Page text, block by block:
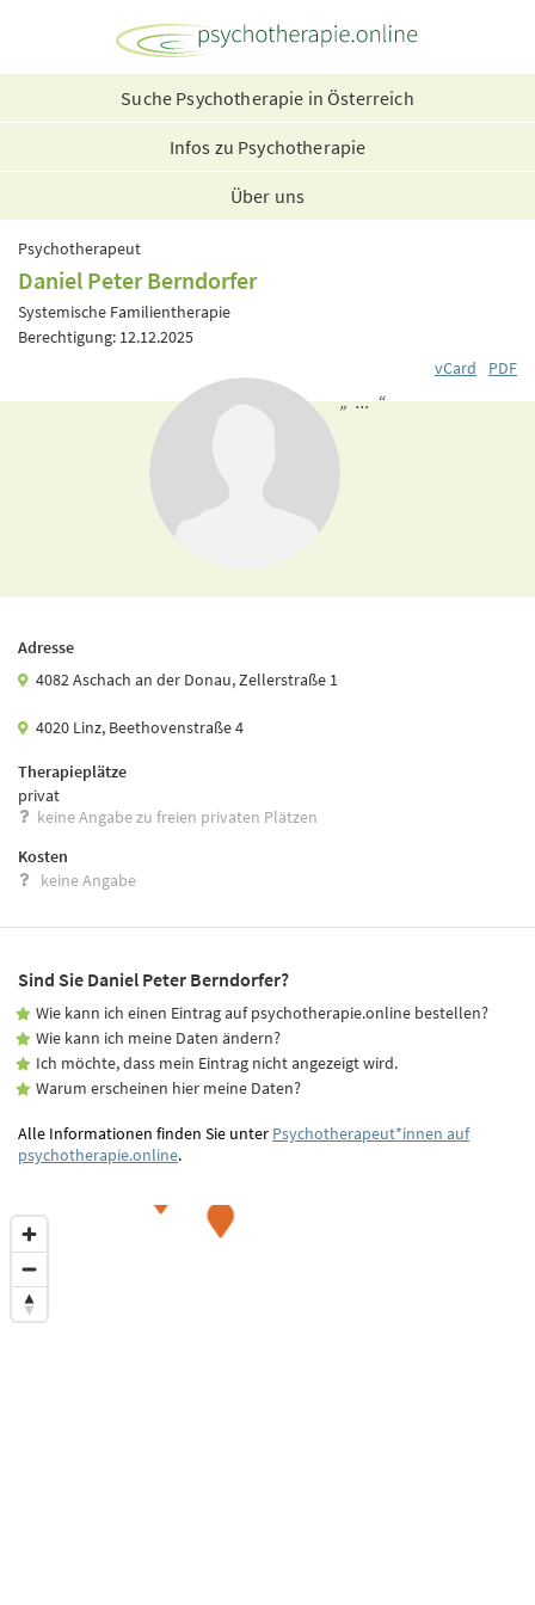
Suche Psychotherapie in Österreich
Infos zu Psychotherapie
Über uns
Psychotherapeut
Daniel Peter Berndorfer
Systemische Familientherapie
Berechtigung: 12.12.2025
vCard
PDF
„ ... “
Adresse
4082 Aschach an der Donau, Zellerstraße 1
4020 Linz, Beethovenstraße 4
Therapieplätze
privat
keine Angabe zu freien privaten Plätzen
Kosten
keine Angabe
Sind Sie Daniel Peter Berndorfer?
Wie kann ich einen Eintrag auf psychotherapie.online bestellen?
Wie kann ich meine Daten ändern?
Ich möchte, dass mein Eintrag nicht angezeigt wird.
Warum erscheinen hier meine Daten?
Alle Informationen finden Sie unter Psychotherapeut*innen auf
psychotherapie.online.